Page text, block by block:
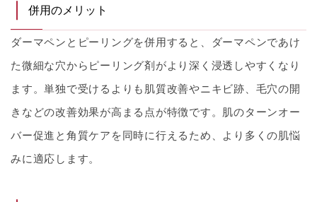
併用のメリット
ダーマペンとピーリングを併用すると、ダーマペンであけ
た微細な穴からピーリング剤がより深く浸透しやすくなり
ます。単独で受けるよりも肌質改善やニキビ跡、毛穴の開
きなどの改善効果が高まる点が特徴です。肌のターンオー
バー促進と角質ケアを同時に行えるため、より多くの肌悩
みに適応します。